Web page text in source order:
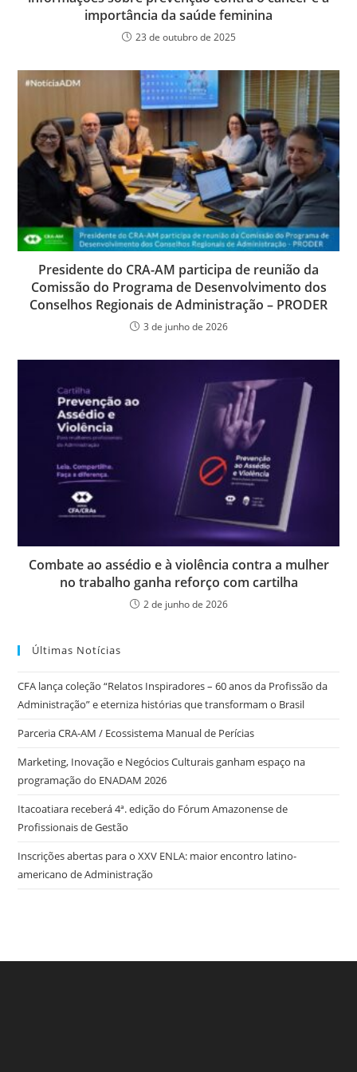
importância da saúde feminina
23 de outubro de 2025
Presidente do CRA-AM participa de reunião da
Comissão do Programa de Desenvolvimento dos
Conselhos Regionais de Administração – PRODER
3 de junho de 2026
Combate ao assédio e à violência contra a mulher
no trabalho ganha reforço com cartilha
2 de junho de 2026
Últimas Notícias
CFA lança coleção “Relatos Inspiradores – 60 anos da Profissão da
Administração” e eterniza histórias que transformam o Brasil
Parceria CRA-AM / Ecossistema Manual de Perícias
Marketing, Inovação e Negócios Culturais ganham espaço na
programação do ENADAM 2026
Itacoatiara receberá 4ª. edição do Fórum Amazonense de
Profissionais de Gestão
Inscrições abertas para o XXV ENLA: maior encontro latino-
americano de Administração